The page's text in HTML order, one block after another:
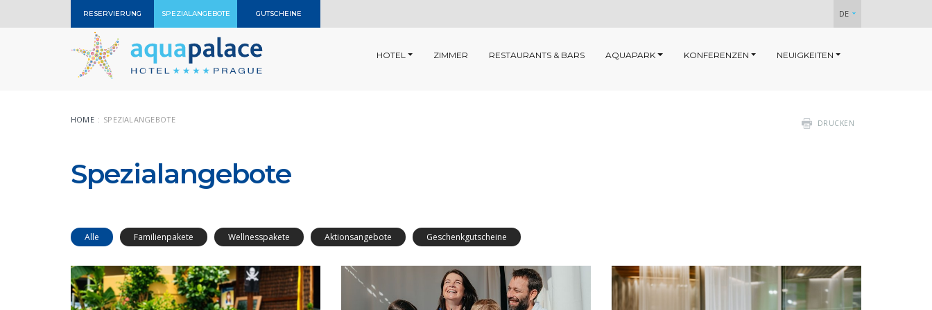
RESERVIERUNG SPEZIALANGEBOTE GUTSCHEINE DE
HOTEL ZIMMER RESTAURANTS & BARS AQUAPARK KONFERENZEN NEUIGKEITEN
DRUCKEN
HOME SPEZIALANGEBOTE
Spezialangebote
Alle Familienpakete Wellnesspakete Aktionsangebote Geschenkgutscheine